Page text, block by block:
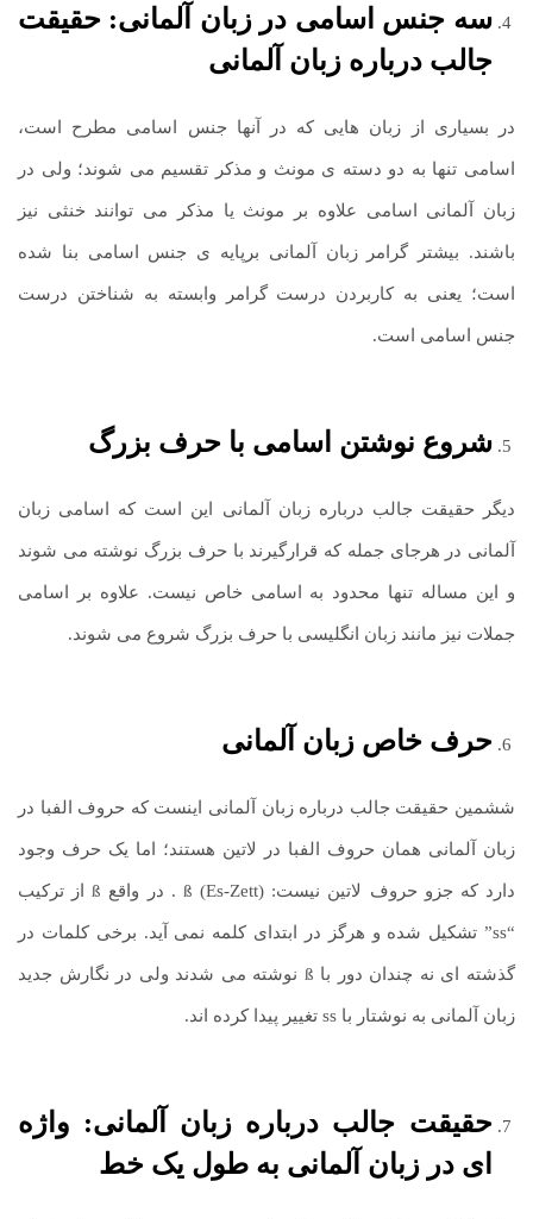
سه جنس اسامی در زبان آلمانی: حقیقت
جالب درباره زبان آلمانی
در بسیاری از زبان هایی که در آنها جنس اسامی مطرح است،
اسامی تنها به دو دسته ی مونث و مذکر تقسیم می شوند؛ ولی در
زبان آلمانی اسامی علاوه بر مونث یا مذکر می توانند خنثی نیز
باشند. بیشتر گرامر زبان آلمانی برپایه ی جنس اسامی بنا شده
است؛ یعنی به کاربردن درست گرامر وابسته به شناختن درست
جنس اسامی است.
شروع نوشتن اسامی با حرف بزرگ
دیگر حقیقت جالب درباره زبان آلمانی این است که اسامی زبان
آلمانی در هرجای جمله که قرارگیرند با حرف بزرگ نوشته می شوند
و این مساله تنها محدود به اسامی خاص نیست. علاوه بر اسامی
جملات نیز مانند زبان انگلیسی با حرف بزرگ شروع می شوند.
حرف خاص زبان آلمانی
ششمین حقیقت جالب درباره زبان آلمانی اینست که حروف الفبا در
زبان آلمانی همان حروف الفبا در لاتین هستند؛ اما یک حرف وجود
دارد که جزو حروف لاتین نیست: ß (Es-Zett) . در واقع ß از ترکیب
“ss” تشکیل شده و هرگز در ابتدای کلمه نمی آید. برخی کلمات در
گذشته ای نه چندان دور با ß نوشته می شدند ولی در نگارش جدید
زبان آلمانی به نوشتار با ss تغییر پیدا کرده اند.
حقیقت جالب درباره زبان آلمانی: واژه
ای در زبان آلمانی به طول یک خط